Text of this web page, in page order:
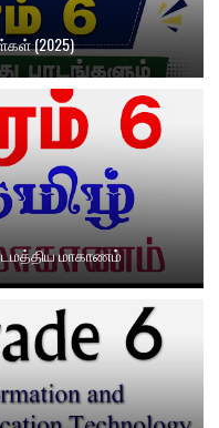
(2025)
மாகாணம்